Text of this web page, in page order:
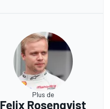
Plus de
Felix Rosenqvist